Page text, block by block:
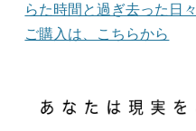
らた時間と過ぎ去った日々
ご購入は、こちらから